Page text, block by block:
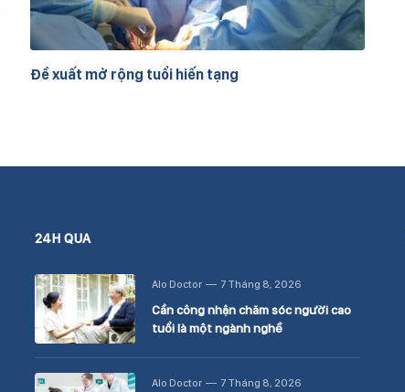
Đề xuất mở rộng tuổi hiến tạng
24H QUA
Alo Doctor 7 Tháng 8, 2026
Cần công nhận chăm sóc người cao
tuổi là một ngành nghề
Alo Doctor 7 Tháng 8, 2026